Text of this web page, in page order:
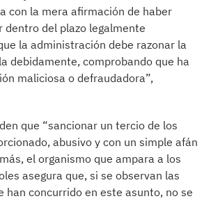
con la mera afirmación de haber
dentro del plazo legalmente
la administración debe razonar la
debidamente, comprobando que ha
maliciosa o defraudadora”,
que “sancionar un tercio de los
abusivo y con un simple afán
el organismo que ampara a los
asegura que, si se observan las
han concurrido en este asunto, no se